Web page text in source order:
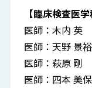
【臨床検査医学
医師：木内 英
医師：天野 景裕
医師：萩原 剛
医師：四本 美